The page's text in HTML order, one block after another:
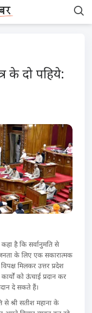
के दो पहिये:
है कि सर्वानुमति से
के लिए एक सकारात्मक
मिलकर उत्तर प्रदेश
को ऊंचाई प्रदान कर
दे सकते हैं।
से श्री सतीश महाना के